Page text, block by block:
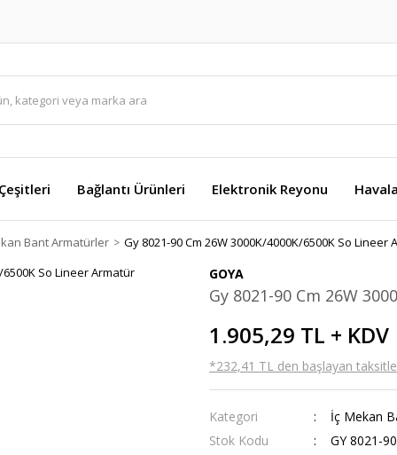
Bağlantı Ürünleri Elektronik Reyonu
Bant Armatürler Gy 8021-90 Cm 26W 3000K/4000K/6500K So Lineer
GOYA
Gy 8021-90 Cm 26W
1.905,29 TL + KDV
*232,41 TL den başlayan
Kategori
İç Mekan
Stok Kodu
GY 8021-90